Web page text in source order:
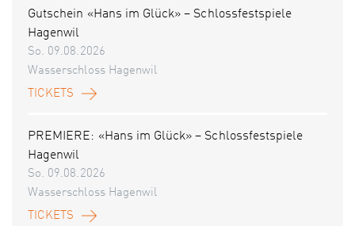
Gutschein «Hans im Glück» – Schlossfestspiele
Hagenwil
So. 09.08.2026
Wasserschloss Hagenwil
TICKETS
PREMIERE: «Hans im Glück» – Schlossfestspiele
Hagenwil
So. 09.08.2026
Wasserschloss Hagenwil
TICKETS